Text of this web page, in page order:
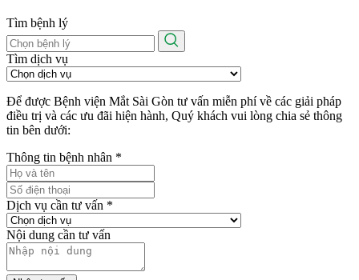
Tìm bệnh lý
Tìm dịch vụ
Để được Bệnh viện Mắt Sài Gòn tư vấn miễn phí về các giải pháp
điều trị và các ưu đãi hiện hành, Quý khách vui lòng chia sẻ thông
tin bên dưới:
Thông tin bệnh nhân *
Dịch vụ cần tư vấn *
Nội dung cần tư vấn